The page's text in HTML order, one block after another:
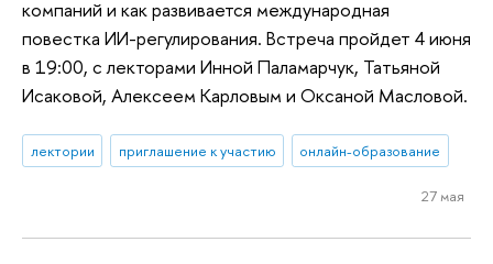
компаний и как развивается международная
повестка ИИ-регулирования. Встреча пройдет 4 июня
в 19:00, с лекторами Инной Паламарчук, Татьяной
Исаковой, Алексеем Карловым и Оксаной Масловой.
лектории приглашение к участию онлайн-образование
27 мая